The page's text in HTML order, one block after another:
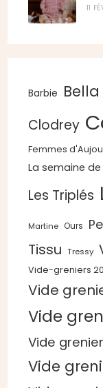
11
Barbie Bella
Clodrey
Femmes
La semaine
Les Triplés
Martine Ours
Tissu Tressy
Vide-greniers
Vide
Vide
Vide
Vide